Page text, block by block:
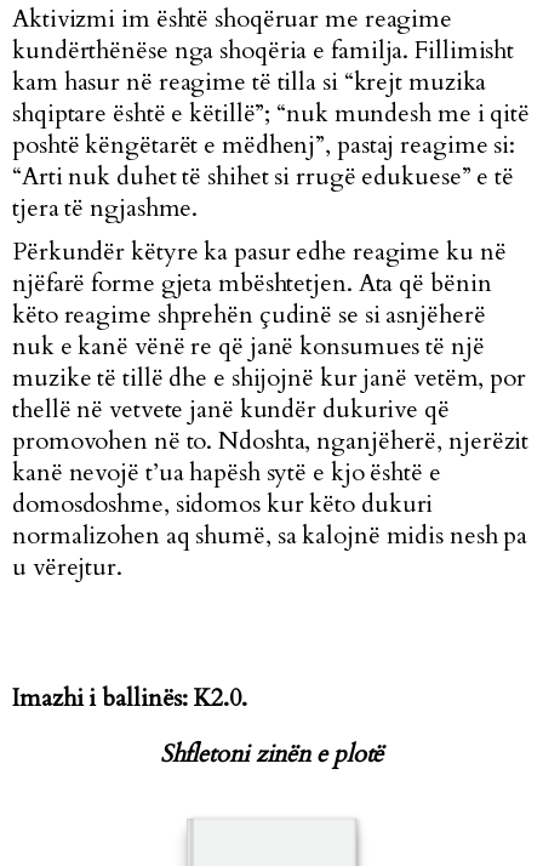
Aktivizmi im është shoqëruar me reagime
kundërthënëse nga shoqëria e familja. Fillimisht
kam hasur në reagime të tilla si “krejt muzika
shqiptare është e këtillë”; “nuk mundesh me i qitë
poshtë këngëtarët e mëdhenj”, pastaj reagime si:
“Arti nuk duhet të shihet si rrugë edukuese” e të
tjera të ngjashme.
Përkundër këtyre ka pasur edhe reagime ku në
njëfarë forme gjeta mbështetjen. Ata që bënin
këto reagime shprehën çudinë se si asnjëherë
nuk e kanë vënë re që janë konsumues të një
muzike të tillë dhe e shijojnë kur janë vetëm, por
thellë në vetvete janë kundër dukurive që
promovohen në to. Ndoshta, nganjëherë, njerëzit
kanë nevojë t’ua hapësh sytë e kjo është e
domosdoshme, sidomos kur këto dukuri
normalizohen aq shumë, sa kalojnë midis nesh pa
u vërejtur.
Imazhi i ballinës: K2.0.
Shfletoni zinën e plotë